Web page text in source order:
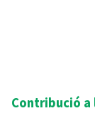
Contribució a